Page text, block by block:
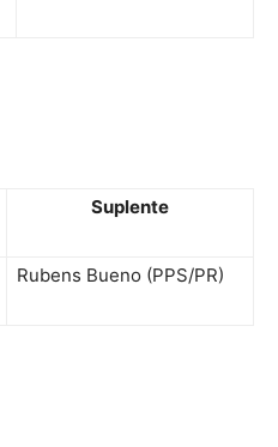
Suplente
Rubens Bueno (PPS/PR)